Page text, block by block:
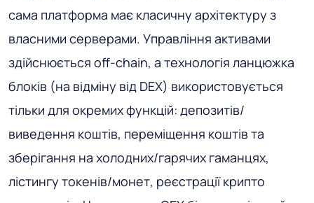
сама платформа має класичну архітектуру з
власними серверами. Управління активами
здійснюється off-chain, а технологія ланцюжка
блоків (на відміну від DEX) використовується
тільки для окремих функцій: депозитів/
виведення коштів, переміщення коштів та
зберігання на холодних/гарячих гаманцях,
лістингу токенів/монет, реєстрації крипто